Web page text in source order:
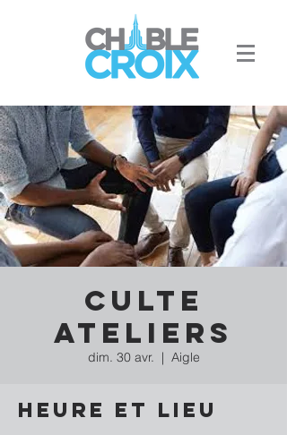
Culte
ateliers
dim. 30 avr.
  |
Aigle
Heure et lieu